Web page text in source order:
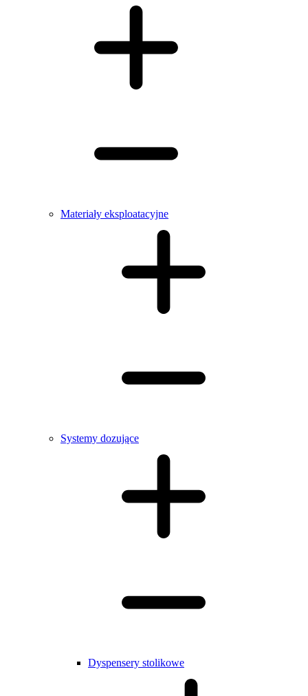
Materiały eksploatacyjne
Systemy dozujące
Dyspensery stolikowe